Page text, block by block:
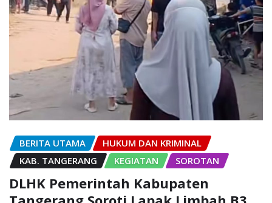
BERITA UTAMA
HUKUM DAN KRIMINAL
KAB. TANGERANG
KEGIATAN SOROTAN
DLHK Pemerintah Kabupaten